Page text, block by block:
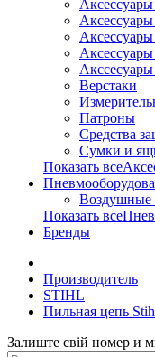
Верстаки
Патроны
Средства
Сумки и
Показать
Воздушные
Показать
Бренды
Производитель
STIHL
Пильная цепь
Залиште свій номер и